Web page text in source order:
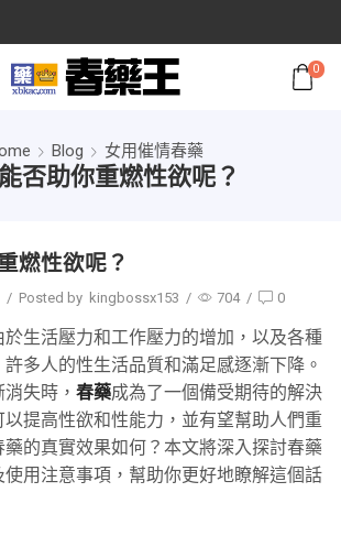
0
Blog 女用催情春藥
否助你重燃性欲呢？
燃性欲呢？
/ Posted by kingbossx153 / 704 / 0
生活壓力和工作壓力的增加，以及各種
多人的性生活品質和滿足感逐漸下降。
失時， 春藥成為了一個備受期待的解決
提高性欲和性能力，並有望幫助人們重
的真實效果如何？本文將深入探討春藥
用注意事項，幫助你更好地瞭解這個話